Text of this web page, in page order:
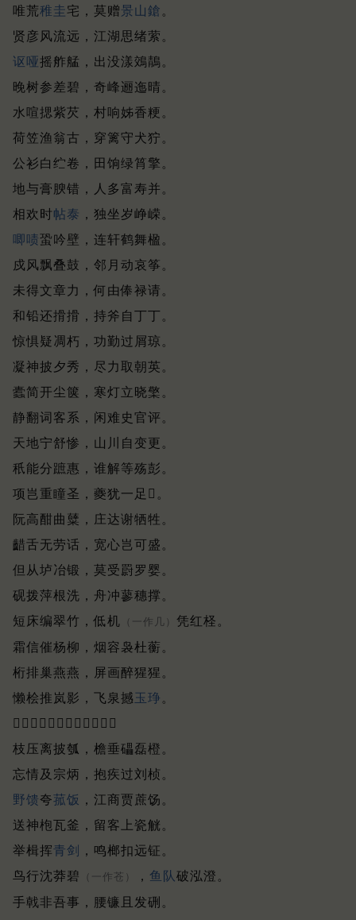
唯荒稚圭宅，莫赠景山鎗 。
贤彦风流远，江湖思绪萦。
讴哑摇舴艋，出没漾鵁鶄。
晚树参差碧，奇峰逦迤晴。
水喧揌紫芡，村响姊香粳。
荷笠渔翁古，穿篱守犬狞。
公衫白纻卷，田饷绿筲擎。
地与膏腴错，人多富寿并。
相欢时帖泰 ，独坐岁峥嵘。
唧啧蛩吟壁，连轩鹤舞楹。
戍风飘叠鼓，邻月动哀筝。
未得文章力，何由俸禄请。
和铅还搰搰，持斧自丁丁。
惊惧疑凋朽，功勤过屑琼。
凝神披夕秀，尽力取朝英。
蠹简开尘箧，寒灯立晓檠。
静翻词客系，闲难史官评。
天地宁舒惨，山川自变更。
秖能分蹠惠，谁解等殇彭。
项岂重瞳圣，夔犹一足𨆪。
阮高酣曲糵，庄达谢牺牲。
齰舌无劳话，宽心岂可盛。
但从垆冶锻，莫受罻罗婴。
砚拨萍根洗，舟冲蓼穗撑。
短床编翠竹，低机 （一作几） 凭红柽。
霜信催杨柳，烟容袅杜蘅。
桁排巢燕燕，屏画醉猩猩。
懒桧推岚影，飞泉撼玉琤 。
𦪽𦨰寻远近，握槊斗输赢。
枝压离披瓠，檐垂礧磊橙。
忘情及宗炳，抱疾过刘桢。
野馈夸菰饭 ，江商贾蔗饧。
送神枹瓦釜，留客上瓷觥。
举楫挥青剑
，鸣榔扣远钲。
鸟行沈莽碧
（一作苍） ， 鱼队 破泓澄。
手戟非吾事，腰镰且发硎。